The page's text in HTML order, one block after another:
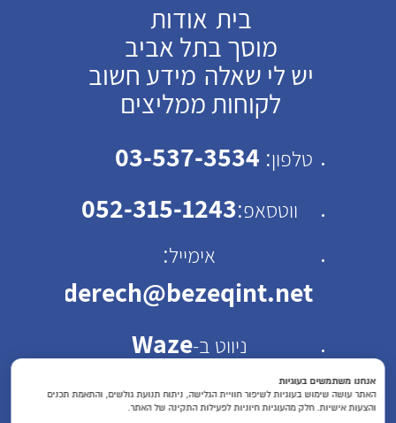
בית אודות
מוסך בתל אביב
יש לי שאלה מידע חשוב
לקוחות ממליצים
טלפון:
03-537-3534
ווטסאפ:
052-315-1243
אימייל:
ניווט ב-Waze
כתובת: רחוב ישראל ב"קאנחנו משתמשים בעוגיות
האתר עושה שימוש בעוגיות לשיפור חוויית הגלישה, ניתוח תנועת גולשים, והתאמת תכנים
והצעות אישיות. חלק מהעוגיות חיוניות לפעילות התקינה של האתר.